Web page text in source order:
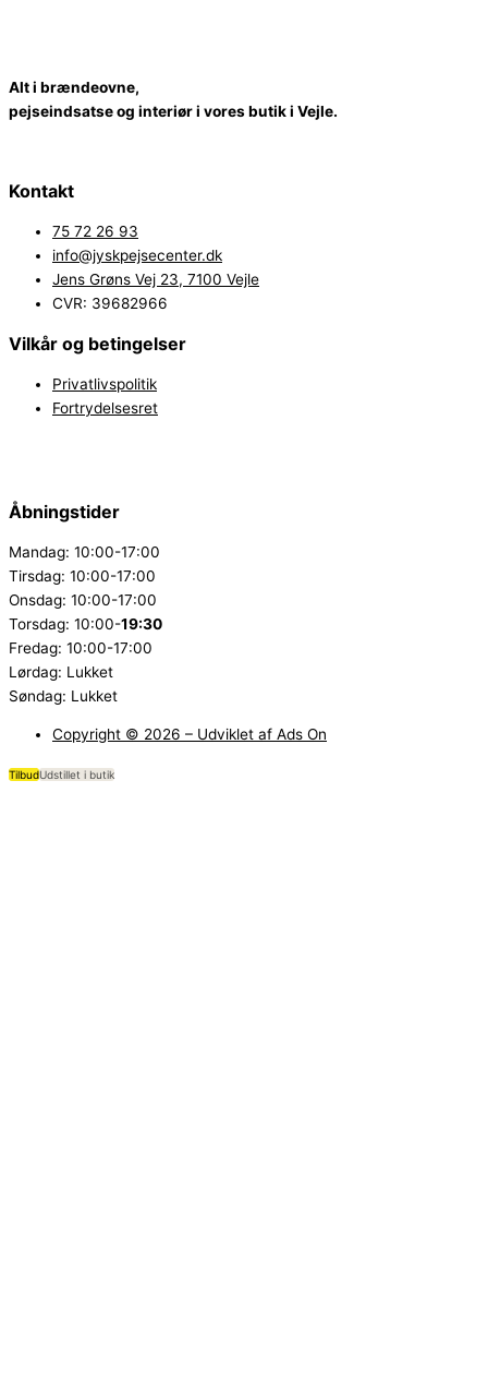
Alti brændeovne,
pejseindsatseog interiøri voresbutiki Vejle.
Kontakt
75 72 26 93
info@jyskpejsecenter.dk
Jens Grøns Vej 23, 7100 Vejle
CVR: 39682966
Vilkår og betingelser
Privatlivspolitik
Fortrydelsesret
Åbningstider
Mandag: 10:00-17:00
Tirsdag: 10:00-17:00
Onsdag: 10:00-17:00
Torsdag: 10:00-19:30
Fredag: 10:00-17:00
Lørdag: Lukket
Søndag: Lukket
Copyright © 2026 – Udviklet af Ads On
TilbudUdstillet i butik